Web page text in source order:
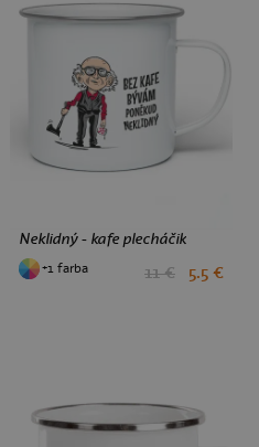
Neklidný - kafe plecháčik
+1 farba 11 € 5.5 €